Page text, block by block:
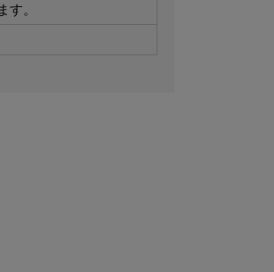
。